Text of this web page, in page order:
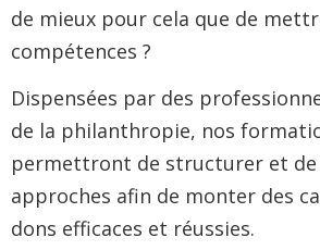
de mieux pour cela que de
compétences ?
Dispensées par des
de la philanthropie, nos
permettront de structurer et de
approches afin de monter des
dons efficaces et réussies.